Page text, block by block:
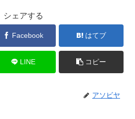
シェアする
Facebook はてブ
LINE コピー
アソビヤ